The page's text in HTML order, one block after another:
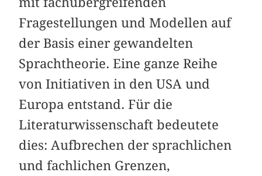
Fragestellungen und Modellen auf
der Basis einer gewandelten
Sprachtheorie. Eine ganze Reihe
von Initiativen in den USA und
Europa entstand. Für die
Literaturwissenschaft bedeutete
dies: Aufbrechen der sprachlichen
und fachlichen Grenzen,